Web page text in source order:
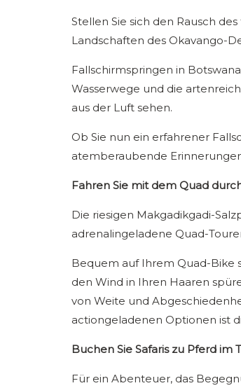
Stellen Sie sich den Rausch
Landschaften des Okavango-
Fallschirmspringen in
Wasserwege und die
aus der Luft sehen.
Ob Sie nun ein erfahrener
atemberaubende
Fahren Sie mit dem Quad
Die riesigen Makgadikgadi-
adrenalingeladene Quad-
Bequem auf Ihrem Quad-Bike
den Wind in Ihren Haaren
von Weite und
actiongeladenen Optionen ist
Buchen Sie Safaris zu Pferd im
Für ein Abenteuer, das